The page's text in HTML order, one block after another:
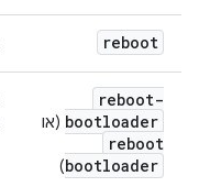
reboot
reboot-
bootloader (או
reboot
bootloader
)